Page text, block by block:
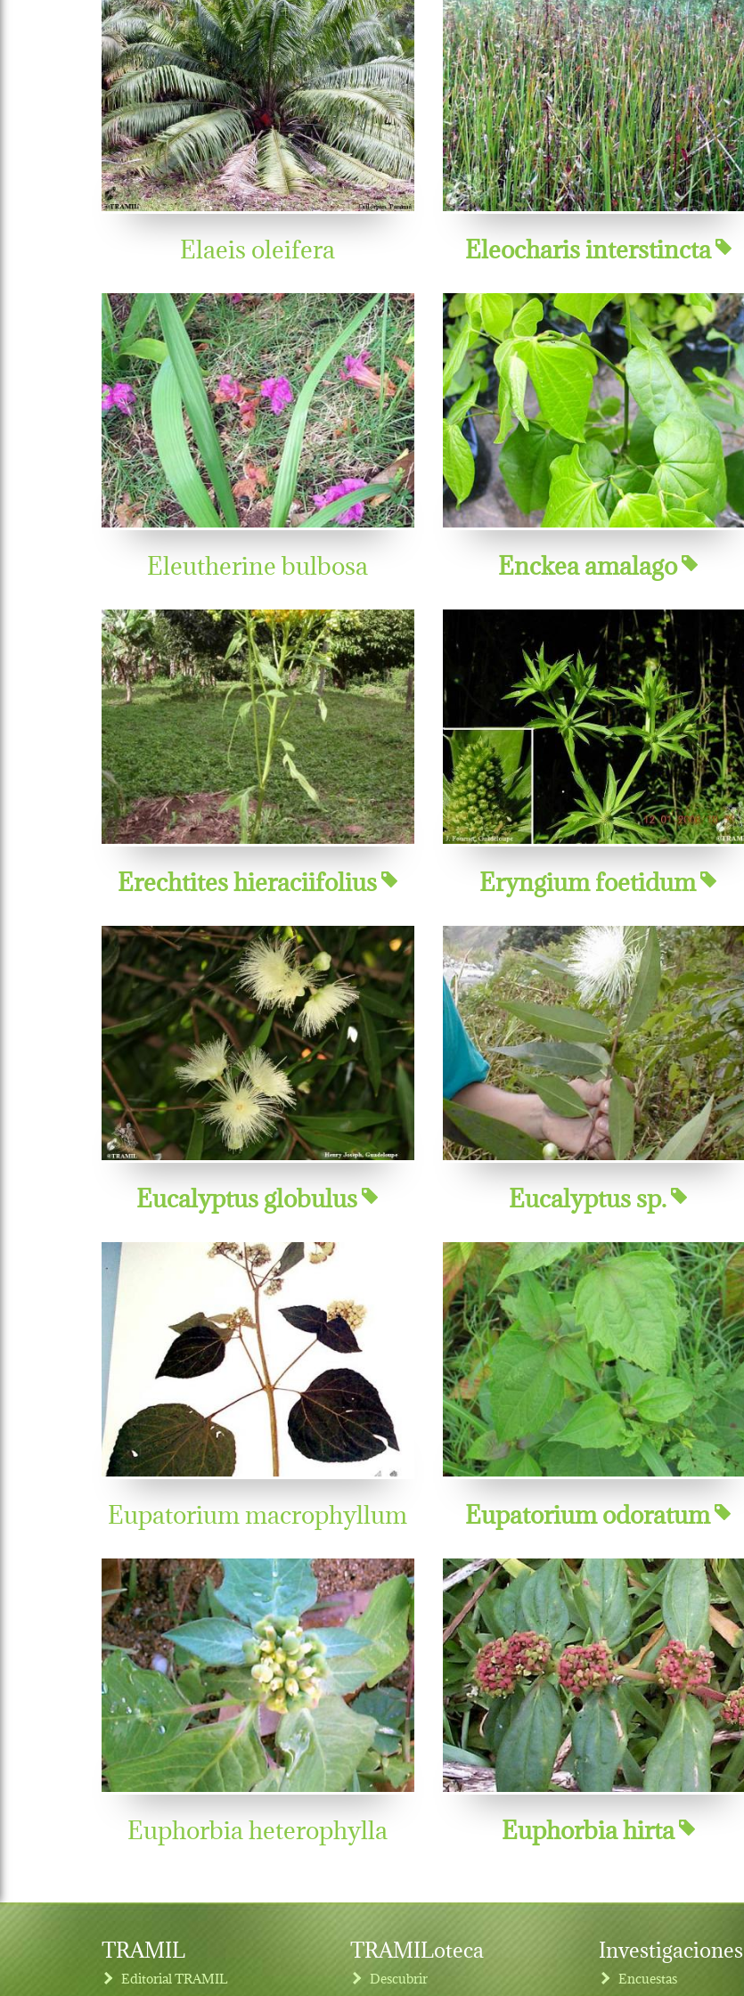
Elaeis oleifera Eleocharis interstincta
Eleutherine bulbosa Enckea amalago
Erechtites hieraciifolius Eryngium foetidum
Eucalyptus globulus Eucalyptus sp.
Eupatorium macrophyllum Eupatorium odoratum
Euphorbia heterophylla Euphorbia hirta
TRAMIL
Editorial TRAMIL
TRAMILoteca
Descubrir
Investigaciones
Encuestas